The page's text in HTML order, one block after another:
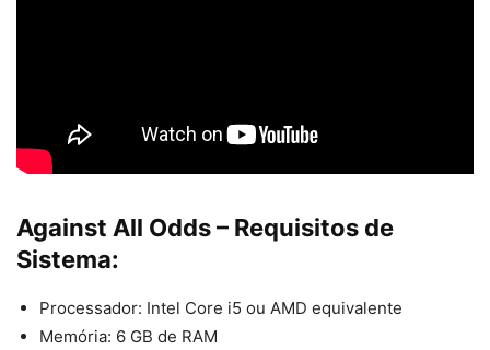
Against All Odds – Requisitos de
Sistema:
Processador: Intel Core i5 ou AMD equivalente
Memória: 6 GB de RAM